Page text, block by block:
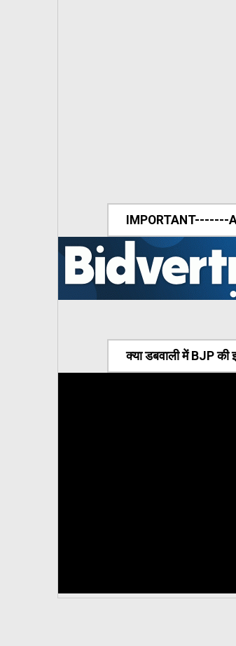
IMPORTANT-------
क्या डबवाली में BJP की